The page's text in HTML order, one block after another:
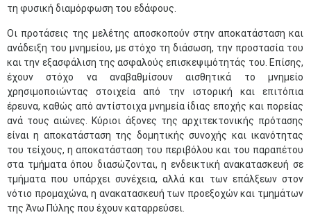
τη φυσική διαμόρφωση του εδάφους.
Οι προτάσεις της μελέτης αποσκοπούν στην αποκατάσταση και
ανάδειξη του μνημείου, με στόχο τη διάσωση, την προστασία του
και την εξασφάλιση της ασφαλούς επισκεψιμότητάς του. Επίσης,
έχουν στόχο να αναβαθμίσουν αισθητικά το μνημείο
χρησιμοποιώντας στοιχεία από την ιστορική και επιτόπια
έρευνα, καθώς από αντίστοιχα μνημεία ίδιας εποχής και πορείας
ανά τους αιώνες. Κύριοι άξονες της αρχιτεκτονικής πρότασης
είναι η αποκατάσταση της δομητικής συνοχής και ικανότητας
του τείχους, η αποκατάσταση του περιβόλου και του παραπέτου
στα τμήματα όπου διασώζονται, η ενδεικτική ανακατασκευή σε
τμήματα που υπάρχει συνέχεια, αλλά και των επάλξεων στον
νότιο προμαχώνα, η ανακατασκευή των προεξοχών και τμημάτων
της Άνω Πύλης που έχουν καταρρεύσει.